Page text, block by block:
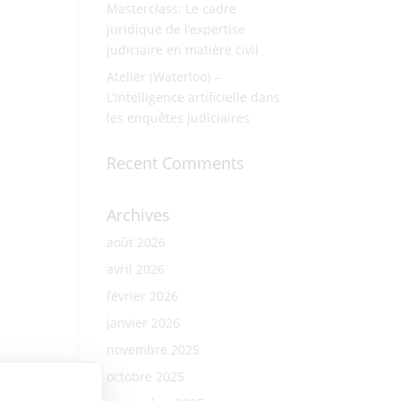
Masterclass: Le cadre
juridique de l’expertise
judiciaire en matière civil
Atelier (Waterloo) –
L’intelligence artificielle dans
les enquêtes judiciaires
Recent Comments
Archives
août 2026
avril 2026
février 2026
janvier 2026
novembre 2025
octobre 2025